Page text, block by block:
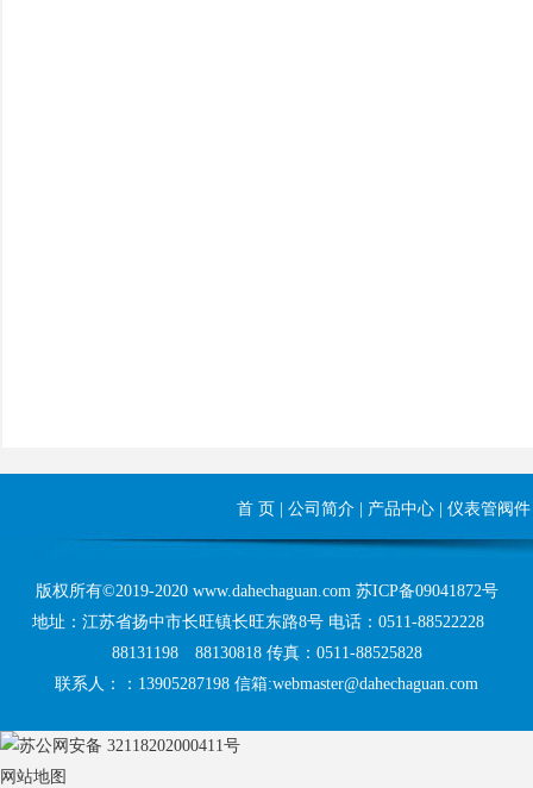
首 页 公司简介| 产品中心| 仪表管阀件
版权所有©2019-2020 www.dahechaguan.com 苏ICP备09041872号
地址：江苏省扬中市长旺镇长旺东路8号 电话：0511-88522228
88131198 88130818 传真：0511-88525828
联系人：：13905287198 信箱:webmaster@dahechaguan.com
苏公网安备 32118202000411号
网站地图